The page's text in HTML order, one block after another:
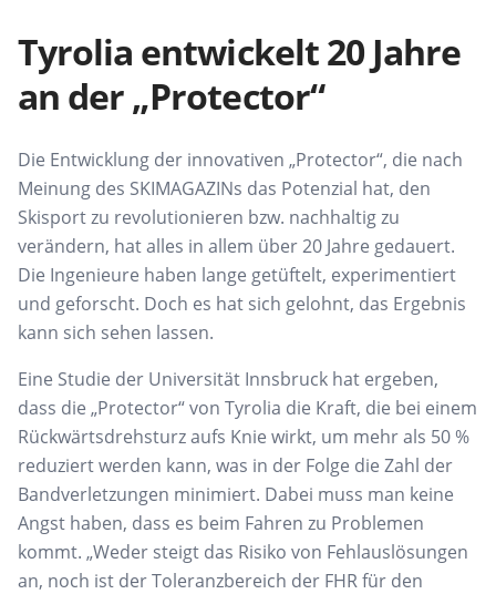
Tyrolia entwickelt 20 Jahre
an der „Protector“
Die Entwicklung der innovativen „Protector“, die nach
Meinung des SKIMAGAZINs das Potenzial hat, den
Skisport zu revolutionieren bzw. nachhaltig zu
verändern, hat alles in allem über 20 Jahre gedauert.
Die Ingenieure haben lange getüftelt, experimentiert
und geforscht. Doch es hat sich gelohnt, das Ergebnis
kann sich sehen lassen.
Eine Studie der Universität Innsbruck hat ergeben,
dass die „Protector“von Tyrolia die Kraft, die bei einem
Rückwärtsdrehsturz aufs Knie wirkt, um mehr als 50 %
reduziertwerden kann, was in der Folge die Zahl der
Bandverletzungen minimiert. Dabei muss man keine
Angst haben, dass es beim Fahren zu Problemen
kommt. „Weder steigt das Risiko von Fehlauslösungen
an, noch ist der Toleranzbereich der FHR für den